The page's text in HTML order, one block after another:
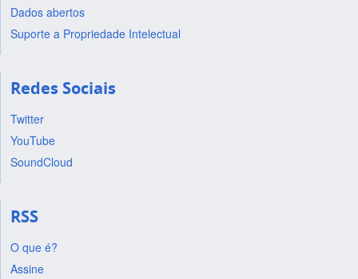
Dados abertos
Suporte a Propriedade Intelectual
Redes Sociais
Twitter
YouTube
SoundCloud
RSS
O que é?
Assine